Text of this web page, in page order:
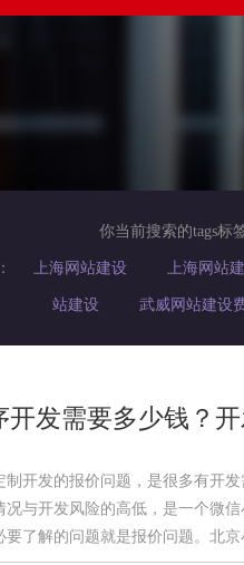
你当前搜索的tags标
上海网站建设 上海网站
站建设 武威网站建设
开发需要多少钱？
制开发的报价问题，是很多有开
况与开发风险的高低，是一个微
要了解的问题就是报价问题。北